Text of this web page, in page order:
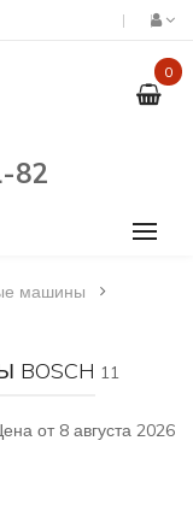
0
82
машины
11
от 8 августа 2026